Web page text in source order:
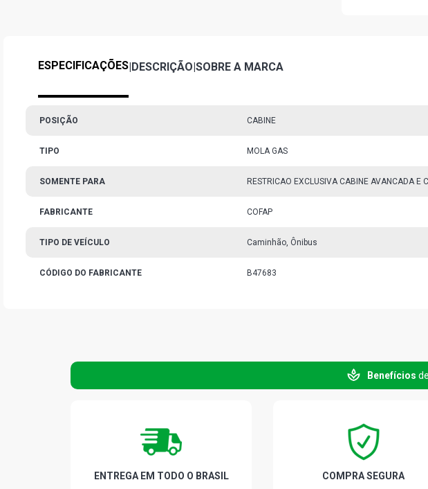
ESPECIFICAÇÕES|DESCRIÇÃO|SOBRE A MARCA
POSIÇÃO CABINE
TIPO MOLA GAS
SOMENTE PARA RESTRICAO EXCLUSIVA CABINE AVANCADA E
FABRICANTE COFAP
TIPO DE VEÍCULO Caminhão, Ônibus
CÓDIGO DO FABRICANTE B47683
Benefícios
ENTREGA EM TODO O BRASIL COMPRA SEGURA